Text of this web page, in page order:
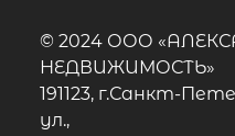
© 2024 ООО
НЕДВИЖИМОСТЬ»
191123, г.Санкт-
ул.,